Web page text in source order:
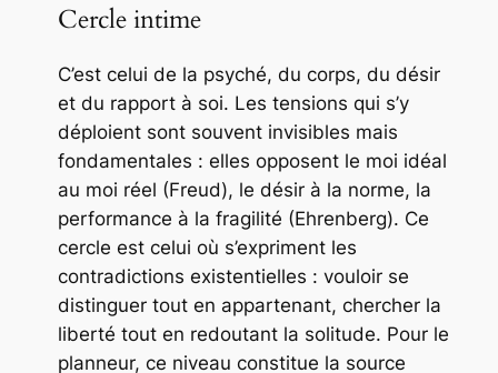
Cercle intime
C’est celui de la psyché, du corps, du désir
et du rapport à soi. Les tensions qui s’y
déploient sont souvent invisibles mais
fondamentales : elles opposent le moi idéal
au moi réel (Freud), le désir à la norme, la
performance à la fragilité (Ehrenberg). Ce
cercle est celui où s’expriment les
contradictions existentielles : vouloir se
distinguer tout en appartenant, chercher la
liberté tout en redoutant la solitude. Pour le
planneur, ce niveau constitue la source